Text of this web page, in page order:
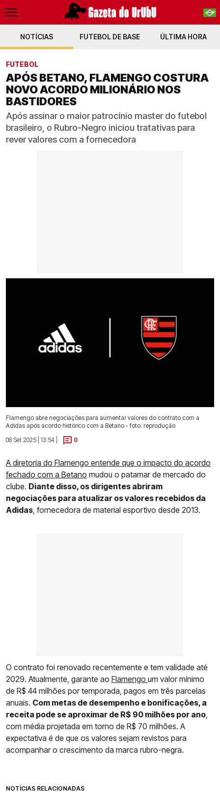
PT-BR
NOTÍCIAS FUTEBOL DE BASE ÚLTIMA HORA
FUTEBOL
APÓS BETANO, FLAMENGO COSTURA
NOVO ACORDO MILIONÁRIO NOS
BASTIDORES
Após assinar o maior patrocínio master do futebol
brasileiro, o Rubro-Negro iniciou tratativas para
rever valores com a fornecedora
Flamengo abre negociações para aumentar valores do contrato com a
Adidas após acordo histórico com a Betano - foto: reprodução
08 Set 2025 | 13:54 |
0
A diretoria do Flamengo entende que o impacto do acordo
fechado com a Betano mudou o patamar de mercado do
clube. Diante disso, os dirigentes abriram
negociações para atualizar os valores recebidos da
Adidas , fornecedora de material esportivo desde 2013.
O contrato foi renovado recentemente e tem validade até
2029. Atualmente, garante ao Flamengo um valor mínimo
de R$ 44 milhões por temporada, pagos em três parcelas
anuais. Com metas de desempenho e bonificações, a
receita pode se aproximar de R$ 90 milhões por ano
com média projetada em torno de R$ 70 milhões. A
expectativa é de que os valores sejam revistos para
acompanhar o crescimento da marca rubro-negra.
NOTÍCIAS RELACIONADAS